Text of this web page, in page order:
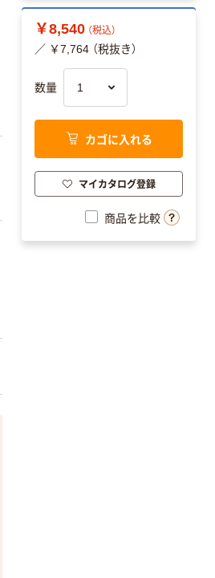
￥8,540 （税込）
／ ￥7,764 （税抜き）
数量
カゴに入れる
マイカタログ登録
商品を比較